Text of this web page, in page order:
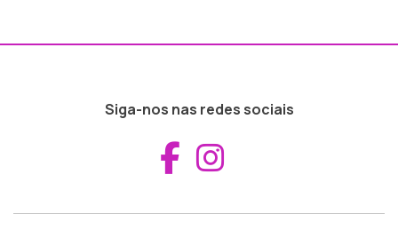
Siga-nos nas redes sociais
Aceder ao